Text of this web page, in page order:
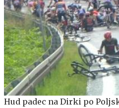
Hud padec na Dirki po